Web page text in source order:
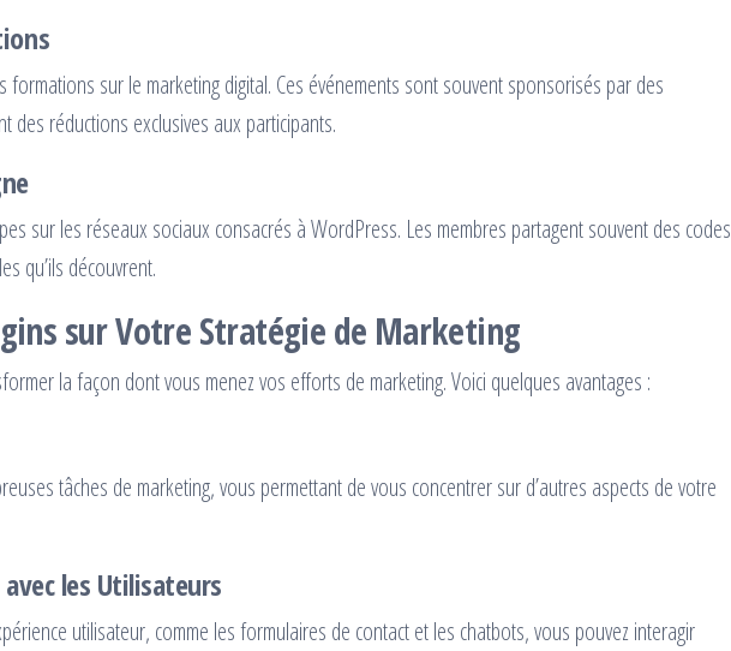
formations sur le marketing digital. Ces événements sont souvent sponsorisés par des
des réductions exclusives aux participants.
sur les réseaux sociaux consacrés à WordPress. Les membres partagent souvent des codes
qu’ils découvrent.
sur Votre Stratégie de Marketing
la façon dont vous menez vos efforts de marketing. Voici quelques avantages :
tâches de marketing, vous permettant de vous concentrer sur d’autres aspects de votre
les Utilisateurs
utilisateur, comme les formulaires de contact et les chatbots, vous pouvez interagir